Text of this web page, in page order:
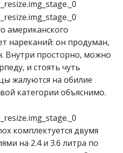
американского
нареканий: он продуман,
Внутри просторно, можно
и стоять чуть
жалуются на обилие
категории объяснимо.
комплектуется двумя
на 2.4 и 3.6 литра по